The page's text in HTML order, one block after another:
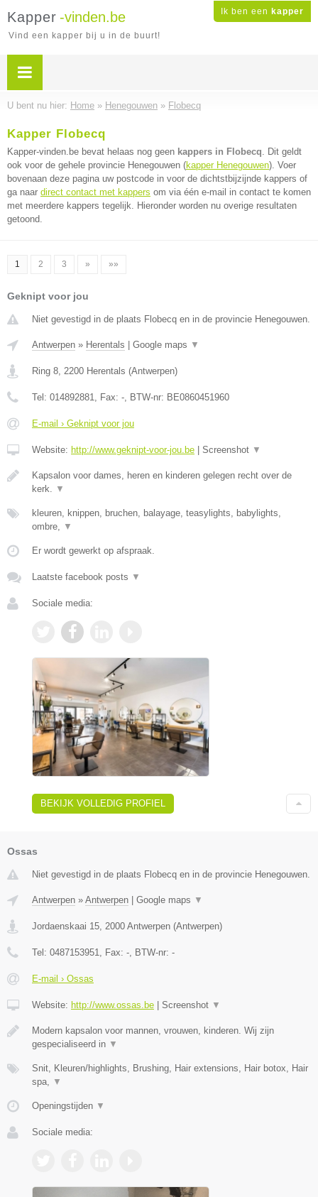
Ik ben een kapper
Kapper -vinden.be
Vind een kapper bij u in de buurt!
U bent nu hier: Home » Henegouwen » Flobecq
Kapper Flobecq
Kapper-vinden.be bevat helaas nog geen kappers in Flobecq. Dit geldt
ook voor de gehele provincie Henegouwen (kapper Henegouwen). Voer
bovenaan deze pagina uw postcode in voor de dichtstbijzijnde kappers of
ga naar direct contact met kappers om via één e-mail in contact te komen
met meerdere kappers tegelijk. Hieronder worden nu overige resultaten
getoond.
1 2 3 » »»
Geknipt voor jou
Niet gevestigd in de plaats Flobecq en in de provincie Henegouwen.
Antwerpen » Herentals Google maps ▼
Ring 8, 2200 Herentals (Antwerpen)
Tel: 014892881, Fax: -, BTW-nr: BE0860451960
E-mail › Geknipt voor jou
Website: http://www.geknipt-voor-jou.be Screenshot ▼
Kapsalon voor dames, heren en kinderen gelegen recht over de
kerk. ▼
kleuren, knippen, bruchen, balayage, teasylights, babylights,
ombre, ▼
Er wordt gewerkt op afspraak.
Laatste facebook posts ▼
Sociale media:
BEKIJK VOLLEDIG PROFIEL
Ossas
Niet gevestigd in de plaats Flobecq en in de provincie Henegouwen.
Antwerpen » Antwerpen | Google maps ▼
Jordaenskaai 15 2000 Antwerpen (Antwerpen)
Tel: 0487153951 , Fax: - , BTW-nr: -
E-mail › Ossas
Website: http://www.ossas.be | Screenshot ▼
Modern kapsalon voor mannen, vrouwen, kinderen. Wij zijn
gespecialiseerd in ▼
Snit, Kleuren/highlights, Brushing, Hair extensions, Hair botox, Hair
spa,
▼
Openingstijden ▼
Sociale media: